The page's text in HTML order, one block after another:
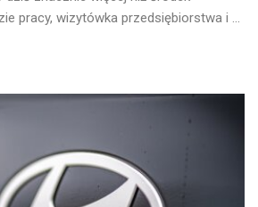
pracy, wizytówka przedsiębiorstwa i ...